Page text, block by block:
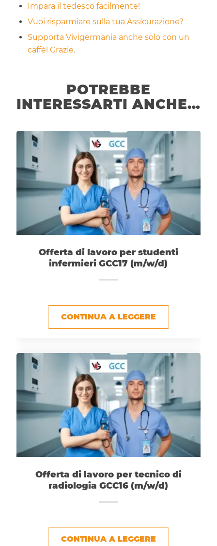
Impara il tedesco facilmente!
Vuoi risparmiare sulla tua Assicurazione?
Supporta Vivigermania anche solo con un
caffè! Grazie.
POTREBBE
INTERESSARTI ANCHE…
Offerta di lavoro per studenti
infermieri GCC17 (m/w/d)
CONTINUA A LEGGERE
Offerta di lavoro per tecnico di
radiologia GCC16 (m/w/d)
CONTINUA A LEGGERE